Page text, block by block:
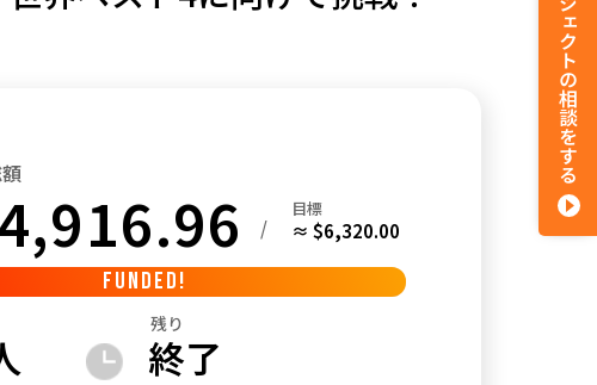
/
目標
≈ $6,320.00
FUNDED!
残り
終了
プロジェクトの相談をする